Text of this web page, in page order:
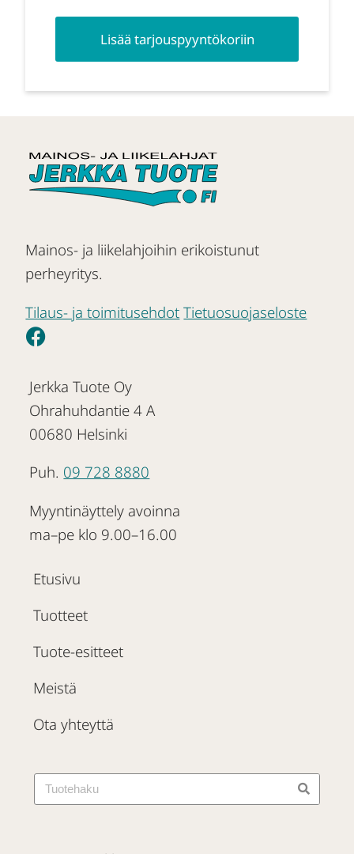
Lisää tarjouspyyntökoriin
Mainos- ja liikelahjoihin erikoistunut
perheyritys.
Tilaus- ja toimitusehdot Tietuosuojaseloste
Jerkka Tuote Oy
Ohrahuhdantie 4 A
00680 Helsinki
Puh. 09 728 8880
Myyntinäyttely avoinna
ma–pe klo 9.00–16.00
Etusivu
Tuotteet
Tuote-esitteet
Meistä
Ota yhteyttä